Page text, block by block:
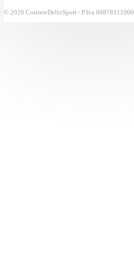
© 2026 CorriereDelloSport - P.Iva 00878311000